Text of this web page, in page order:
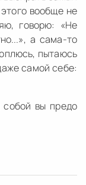
вообще не
говорю: «Не
а сама-то
пытаюсь
самой себе:
вы предо